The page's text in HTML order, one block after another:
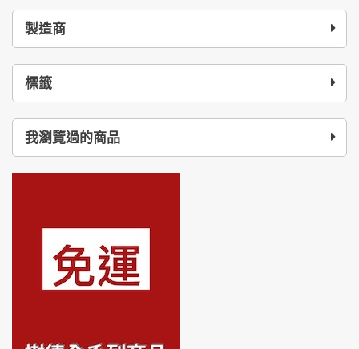
製造商
標籤
我瀏覽過的商品